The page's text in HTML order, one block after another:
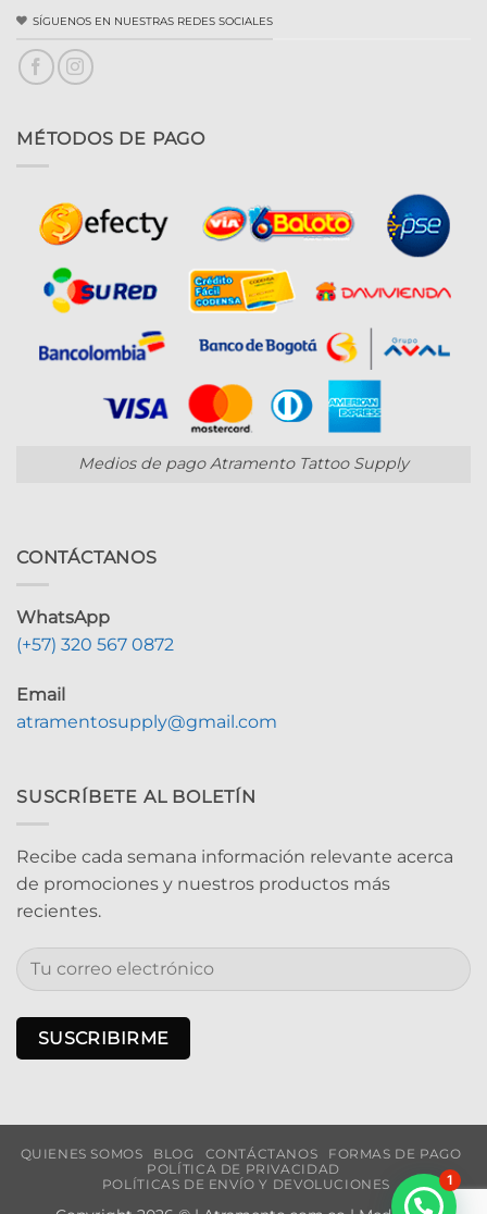
SÍGUENOS EN NUESTRAS REDES SOCIALES
MÉTODOS DE PAGO
Medios de pago Atramento Tattoo Supply
CONTÁCTANOS
WhatsApp
(+57) 320 567 0872
Email
atramentosupply@gmail.com
SUSCRÍBETE AL BOLETÍN
Recibe cada semana información relevante acerca
de promociones y nuestros productos más
recientes.
QUIENES SOMOS BLOG CONTÁCTANOS
FORMAS DE PAGO
POLÍTICA DE PRIVACIDAD
POLÍTICAS DE ENVÍO Y DEVOLUCIONES
¿Necesitas Ayuda?
1